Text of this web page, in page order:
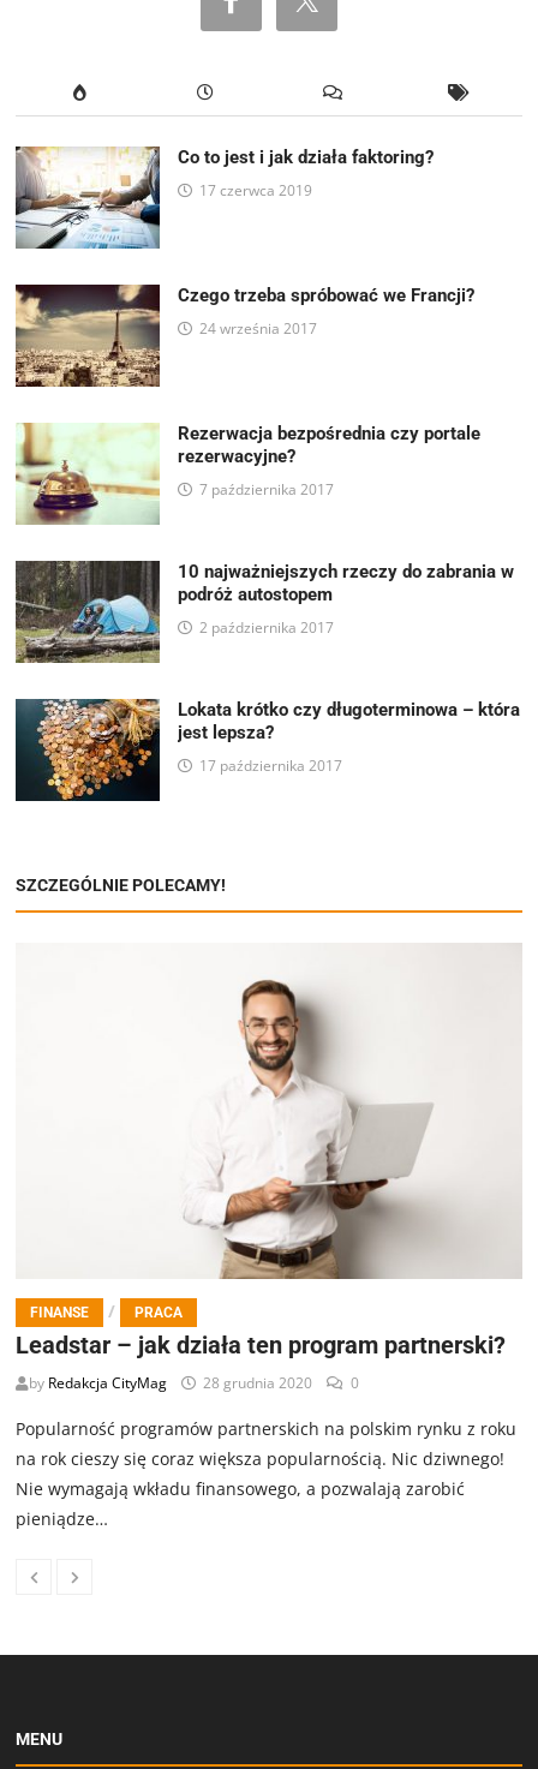
Co to jest i jak działa faktoring?
17 czerwca 2019
Czego trzeba spróbować we Francji?
24 września 2017
Rezerwacja bezpośrednia czy portale
rezerwacyjne?
7 października 2017
10 najważniejszych rzeczy do zabrania w
podróż autostopem
2 października 2017
Lokata krótko czy długoterminowa – która
jest lepsza?
17 października 2017
SZCZEGÓLNIE POLECAMY!
FINANSE / PRACA
Leadstar – jak działa ten program partnerski?
by Redakcja CityMag 28 grudnia 2020 0
Popularność programów partnerskich na polskim rynku z roku
na rok cieszy się coraz większa popularnością. Nic dziwnego!
Nie wymagają wkładu finansowego, a pozwalają zarobić
pieniądze…
MENU